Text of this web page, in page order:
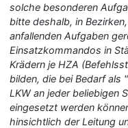
solche besonderen
bitte deshalb, in
anfallenden Aufgaben
Einsatzkommandos in
Krädern je HZA
bilden, die bei Bedarf als
LKW an jeder beliebigen
eingesetzt werden
hinsichtlich der Leitung